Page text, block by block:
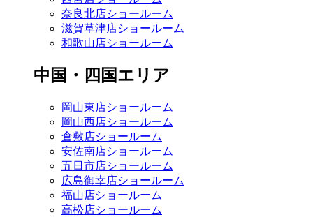
奈良北店ショールーム
滋賀草津店ショールーム
和歌山店ショールーム
中国・四国エリア
岡山東店ショールーム
岡山西店ショールーム
倉敷店ショールーム
安佐南店ショールーム
五日市店ショールーム
広島御幸店ショールーム
福山店ショールーム
高松店ショールーム